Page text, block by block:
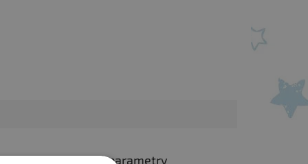
Doplňkové parametry